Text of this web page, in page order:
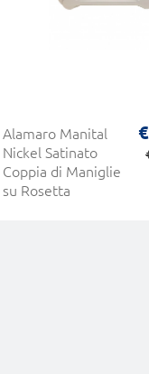
Alamaro Manital
Nickel Satinato
Coppia di Maniglie
su Rosetta